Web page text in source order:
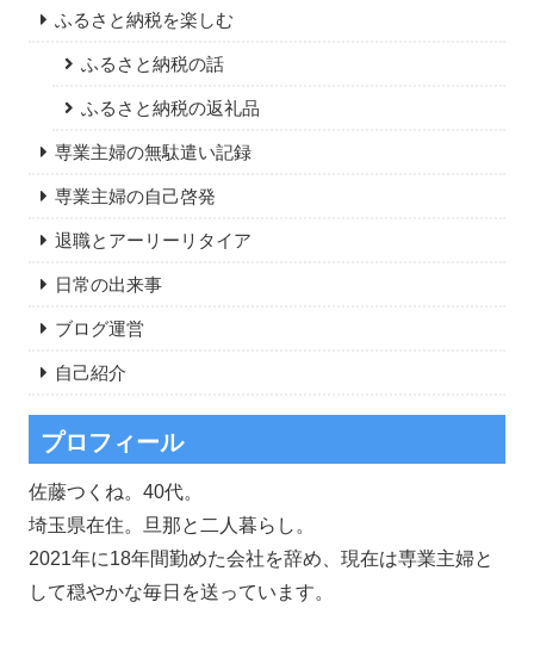
ふるさと納税を楽しむ
ふるさと納税の話
ふるさと納税の返礼品
専業主婦の無駄遣い記録
専業主婦の自己啓発
退職とアーリーリタイア
日常の出来事
ブログ運営
自己紹介
プロフィール
佐藤つくね。40代。
埼玉県在住。旦那と二人暮らし。
2021年に18年間勤めた会社を辞め、現在は専業主婦と
して穏やかな毎日を送っています。